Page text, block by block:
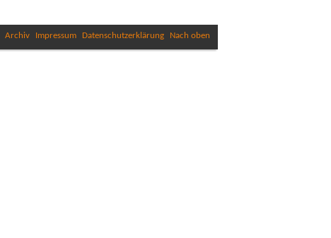
Archiv Impressum Datenschutzerklärung Nach oben